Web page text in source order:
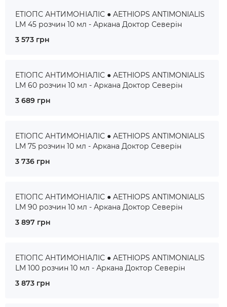
ЕТІОПС АНТИМОНІАЛІС ● AETHIOPS ANTIMONIALIS
LM 45 розчин 10 мл - Аркана Доктор Северін
3 573 грн
ЕТІОПС АНТИМОНІАЛІС ● AETHIOPS ANTIMONIALIS
LM 60 розчин 10 мл - Аркана Доктор Северін
3 689 грн
ЕТІОПС АНТИМОНІАЛІС ● AETHIOPS ANTIMONIALIS
LM 75 розчин 10 мл - Аркана Доктор Северін
3 736 грн
ЕТІОПС АНТИМОНІАЛІС ● AETHIOPS ANTIMONIALIS
LM 90 розчин 10 мл - Аркана Доктор Северін
3 897 грн
ЕТІОПС АНТИМОНІАЛІС ● AETHIOPS ANTIMONIALIS
LM 100 розчин 10 мл - Аркана Доктор Северін
3 873 грн